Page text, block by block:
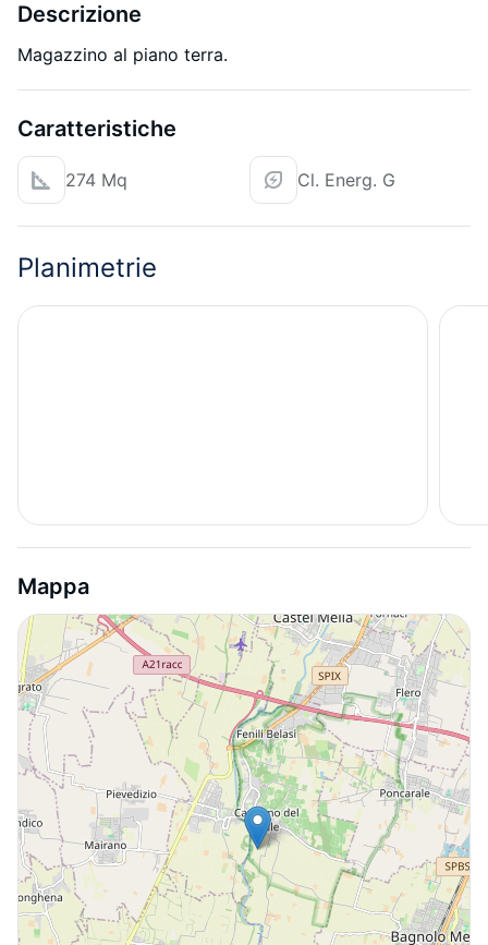
Descrizione
Magazzino al piano terra.
Caratteristiche
274 Mq Cl. Energ. G
Planimetrie
Mappa